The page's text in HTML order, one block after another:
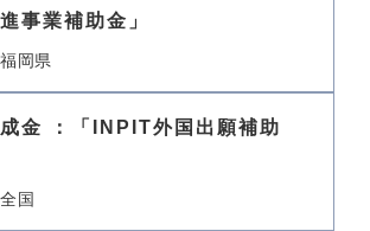
事業補助金」
福岡県
金 ：「INPIT外国出願補助
全国